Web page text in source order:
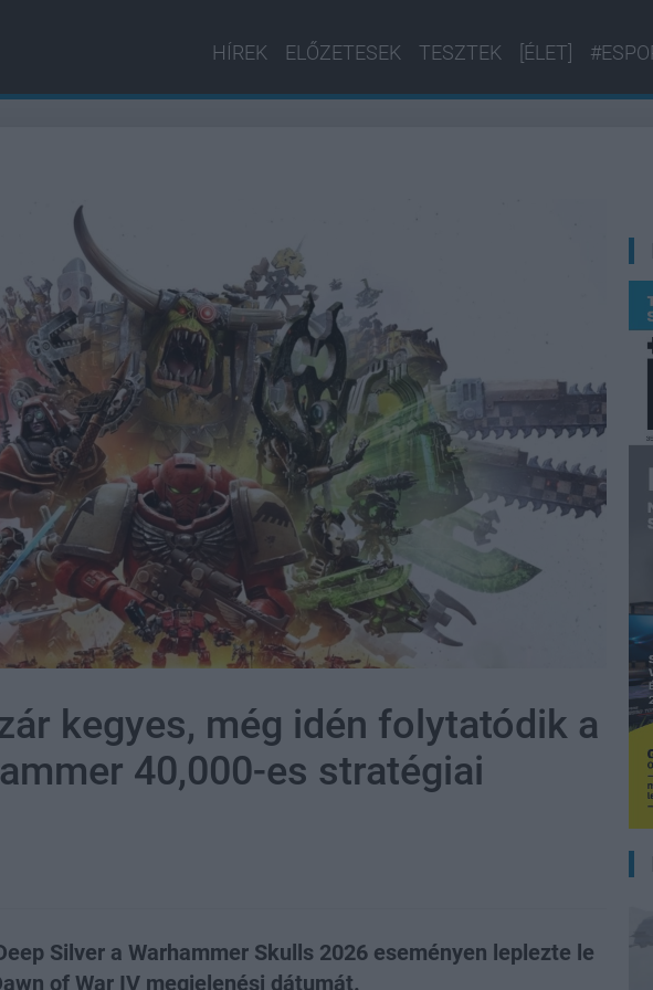
HÍREK ELŐZETESEK TESZTEK [ÉLET]
kegyes, még idén folytatódik a
40,000-es stratégiai
Silver a Warhammer Skulls 2026 eseményen leplezte le
of War IV megjelenési dátumát.